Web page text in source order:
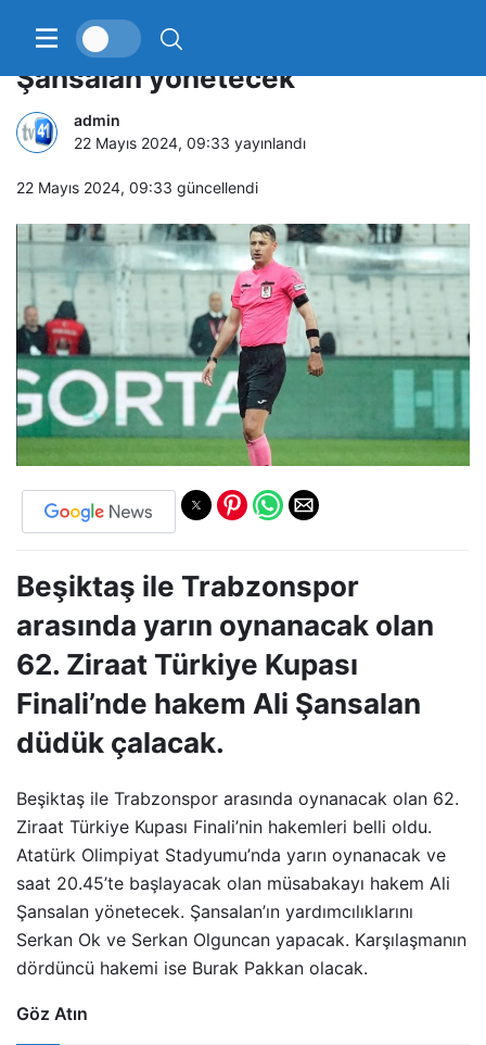
Türkiye Kupası Finalini hakem Ali
Şansalan yönetecek
admin
22 Mayıs 2024, 09:33 yayınlandı
22 Mayıs 2024, 09:33 güncellendi
Beşiktaş ile Trabzonspor
arasında yarın oynanacak olan
62. Ziraat Türkiye Kupası
Finali’nde hakem Ali Şansalan
düdük çalacak.
Beşiktaş ile Trabzonspor arasında oynanacak olan 62.
Ziraat Türkiye Kupası Finali’nin hakemleri belli oldu.
Atatürk Olimpiyat Stadyumu’nda yarın oynanacak ve
saat 20.45’te başlayacak olan müsabakayı hakem Ali
Şansalan yönetecek. Şansalan’ın yardımcılıklarını
Serkan Ok ve Serkan Olguncan yapacak. Karşılaşmanın
dördüncü hakemi ise Burak Pakkan olacak.
Göz Atın